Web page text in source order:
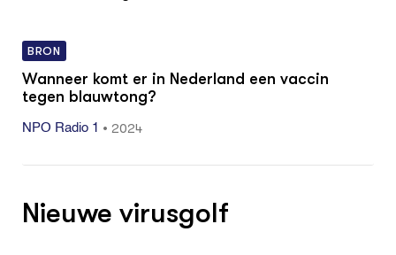
BRON
Wanneer komt er in Nederland een vaccin
tegen blauwtong?
NPO Radio 1 • 2024
Nieuwe virusgolf